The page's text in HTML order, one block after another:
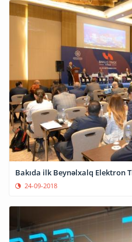
Bakıda ilk Beynəlxalq Elektron
24-09-2018